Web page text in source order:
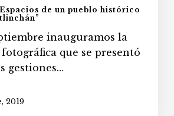
de un pueblo histórico
inauguramos la
que se presentó
gestiones…
2019